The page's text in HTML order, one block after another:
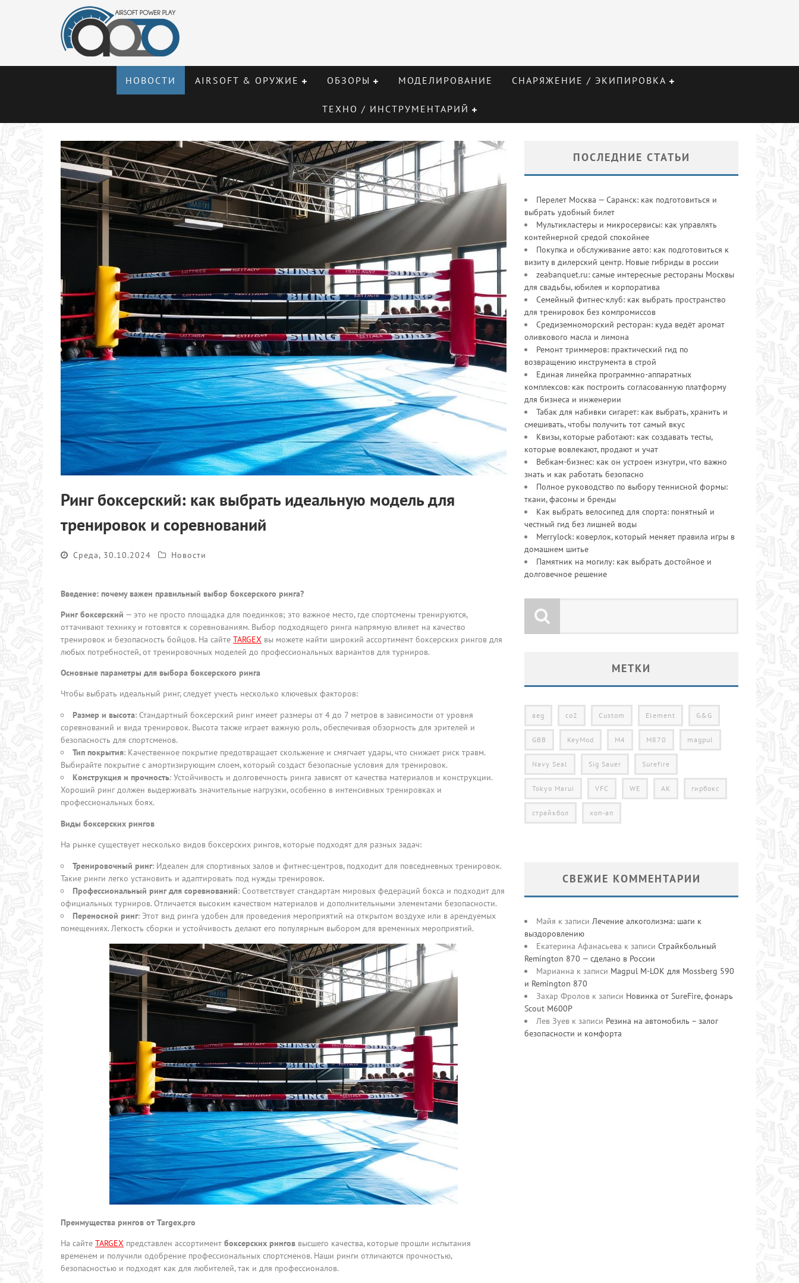
НОВОСТИ AIRSOFT & ОРУЖИЕ ОБЗОРЫ МОДЕЛИРОВАНИЕ СНАРЯЖЕНИЕ / ЭКИПИРОВКА
ТЕХНО / ИНСТРУМЕНТАРИЙ
Ринг боксерский: как выбрать идеальную модель для
тренировок и соревнований
Среда, 30.10.2024 Новости
Введение: почемуважен правильный выбор боксерского ринга?
Ринг боксерский — это не просто площадка для поединков; это важное место, где спортсмены тренируются,
оттачивают технику и готовятся к соревнованиям. Выбор подходящего ринга напрямую влияет на качество
тренировок и безопасность бойцов. На сайте TARGEX вы можете найти широкий ассортимент боксерских рингов для
любых потребностей, от тренировочных моделей до профессиональных вариантов для турниров.
Основные параметры для выбора боксерского ринга
Чтобы выбрать идеальный ринг, следует учесть несколько ключевых факторов:
Размер и высота: Стандартный боксерский ринг имеет размеры от 4 до 7 метров в зависимости от уровня
соревнований и вида тренировок. Высота также играет важную роль, обеспечивая обзорность для зрителей и
безопасность для спортсменов.
Тип покрытия: Качественное покрытие предотвращает скольжение и смягчает удары, что снижает риск травм.
Выбирайте покрытие с амортизирующим слоем, который создаст безопасные условия для тренировок.
Конструкция и прочность: Устойчивость и долговечность ринга зависят от качества материалов и конструкции.
Хороший ринг должен выдерживать значительные нагрузки, особенно в интенсивных тренировках и
профессиональных боях.
Виды боксерских рингов
На рынке существует несколько видов боксерских рингов, которые подходят для разных задач:
Тренировочный ринг: Идеален для спортивных залов и фитнес-центров, подходит для повседневных тренировок.
Такие ринги легко установить и адаптировать под нужды тренировок.
Профессиональный ринг для соревнований: Соответствует стандартам мировых федераций бокса и подходит для
официальных турниров. Отличается высоким качеством материалов и дополнительными элементами безопасности.
Переносной ринг: Этот вид ринга удобен для проведения мероприятий на открытом воздухе или в арендуемых
помещениях. Легкость сборки и устойчивость делают его популярным выбором для временных мероприятий.
Преимущества рингов от Targex.pro
На сайте TARGEX представлен ассортимент боксерских рингов высшего качества, которые прошли испытания
временем и получили одобрение профессиональных спортсменов. Наши ринги отличаются прочностью,
безопасностью и подходят как для любителей, так и для профессионалов.
ПОСЛЕДНИЕ СТАТЬИ
Перелет Москва — Саранск: как подготовиться и
выбрать удобный билет
Мультикластеры и микросервисы: как управлять
контейнерной средой спокойнее
Покупка и обслуживание авто: как подготовиться к
визиту в дилерский центр. Новые гибриды в россии
zeabanquet.ru: самые интересные рестораны Москвы
для свадьбы, юбилея и корпоратива
Семейный фитнес-клуб: как выбрать пространство
для тренировок без компромиссов
Средиземноморский ресторан: куда ведёт аромат
оливкового масла и лимона
Ремонт триммеров: практический гид по
возвращению инструмента в строй
Единая линейка программно-аппаратных
комплексов: как построить согласованную платформу
для бизнеса и инженерии
Табак для набивки сигарет: как выбрать, хранить и
смешивать, чтобы получить тот самый вкус
Квизы, которые работают: как создавать тесты,
которые вовлекают, продают и учат
Вебкам-бизнес: как он устроен изнутри, что важно
знать и как работать безопасно
Полное руководство по выбору теннисной формы:
ткани, фасоны и бренды
Как выбрать велосипед для спорта: понятный и
честный гид без лишней воды
Merrylock: коверлок, который меняет правила игры в
домашнем шитье
Памятник на могилу: как выбрать достойное и
долговечное решение
МЕТКИ
aeg co2 Custom Element G&G
GBB KeyMod M4 M870 magpul
Navy Seal Sig Sauer Surefire
Tokyo Marui VFC WE АК гирбокс
страйкбол хоп-ап
СВЕЖИЕ КОММЕНТАРИИ
Майя к записи Лечение алкоголизма: шаги к
выздоровлению
Екатерина Афанасьева к записи Страйкбольный
Remington 870 — сделано в России
Марианна к записи Magpul M-LOK для Mossberg 590
и Remington 870
Захар Фролов к записи Новинка от SureFire, фонарь
Scout M600P
Лев Зуев к записи Резина на автомобиль – залог
безопасности и комфорта